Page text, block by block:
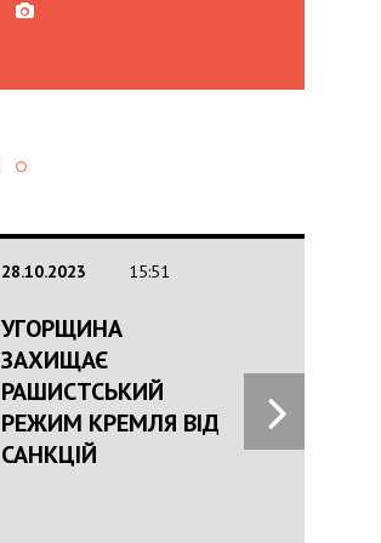
28.10.2023 15:51
УГОРЩИНА
ЗАХИЩАЄ
РАШИСТСЬКИЙ
РЕЖИМ КРЕМЛЯ ВІД
САНКЦІЙ